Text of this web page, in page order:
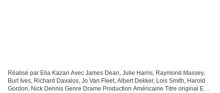
Réalisé par Elia Kazan Avec James Dean, Julie Harris, Raymond Massey,
Burl Ives, Richard Davalos, Jo Van Fleet, Albert Dekker, Lois Smith, Harold
Gordon, Nick Dennis Genre Drame Production Américaine Titre original East